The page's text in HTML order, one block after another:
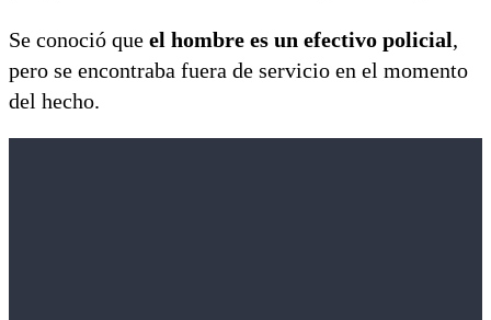
Se conoció que el hombre es un efectivo policial,
pero se encontraba fuera de servicio en el momento
del hecho.